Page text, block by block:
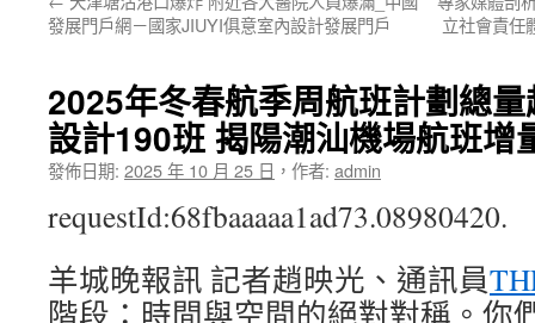
發展門戶網－國家JIUYI俱意室內設計發展門戶
立社會責任
2025年冬春航季周航班計劃總
設計190班 揭陽潮汕機場航班增
發佈日期: 2025 年 10 月 25 日 ， 作者: admin
requestId:68fbaaaaa1ad73.08980420.
羊城晚報訊 記者趙映光、通訊員
階段：時間與空間的絕對對稱。你